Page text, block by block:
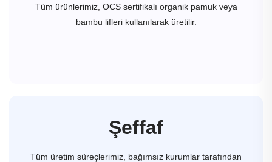
Tüm ürünlerimiz, OCS sertifikalı organik pamuk veya
bambu lifleri kullanılarak üretilir.
Şeffaf
Tüm üretim süreçlerimiz, bağımsız kurumlar tarafından